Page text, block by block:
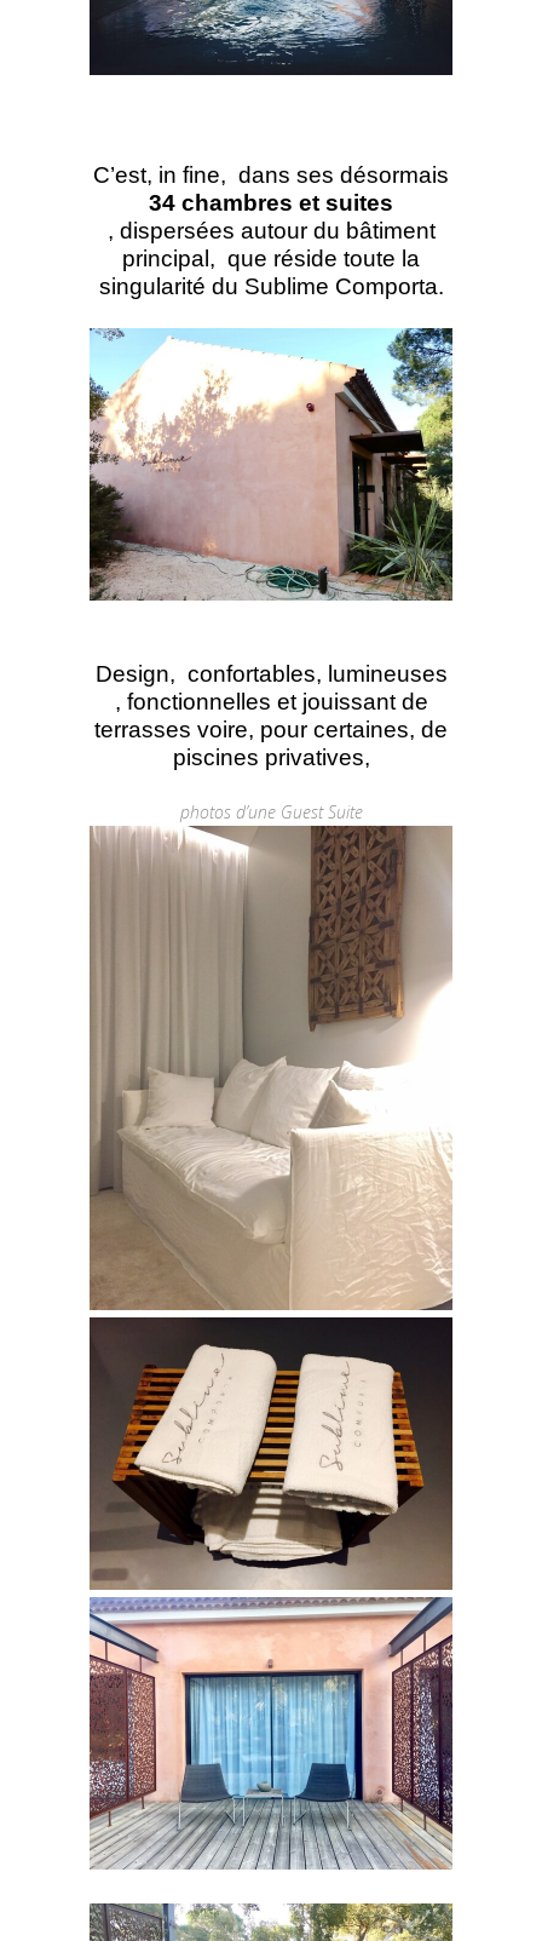
C’est, in fine, dans ses désormais
34 chambres et suites
, dispersées autour du bâtiment
principal, que réside toute la
singularité du Sublime Comporta.
Design, confortables, lumineuses
, fonctionnelles et jouissant de
terrasses voire, pour certaines, de
piscines privatives,
photos d’une Guest Suite